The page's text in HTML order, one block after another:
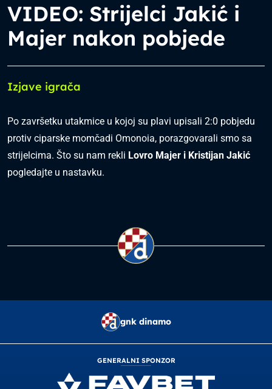
VIDEO: Strijelci Jakić i
Majer nakon pobjede
Izjave igrača
Po završetku utakmice u kojoj su plavi upisali 2:0 pobjedu
protiv ciparske momčadi Omonoia, porazgovarali smo sa
strijelcima. Što su nam rekli Lovro Majer i Kristijan Jakić
pogledajte u nastavku.
gnk dinamo
GENERALNI SPONZOR